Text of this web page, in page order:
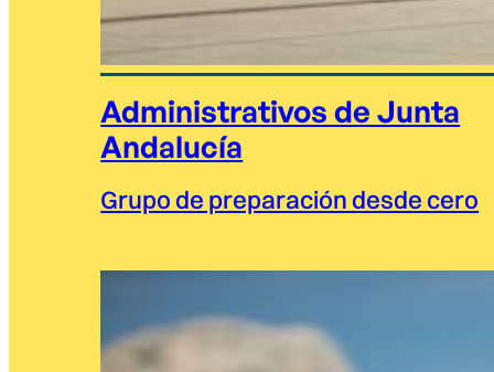
Administrativos de Junta
Andalucía
Grupo de preparación desde cero